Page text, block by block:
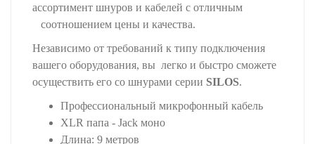
ассортимент шнуров и кабелей с отличным
соотношением цены и качества.
Независимо от требований к типу подключения
вашего оборудования, вы легко и быстро сможете
осуществить его со шнурами серии SILOS.
Профессиональный микрофонный кабель
XLR папа - Jack моно
Длина: 9 метров